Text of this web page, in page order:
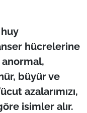
hücrelerine
büyür ve
azalarımızı,
isimler alır.